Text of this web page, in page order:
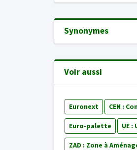
Synonymes
Voir aussi
Euronext CEN :
Euro-palette UE
ZAD : Zone à